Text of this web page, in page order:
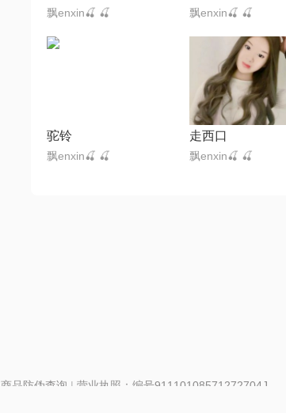
飘enxin🍒 🍒 飘enxin🍒 🍒
驼铃
飘enxin🍒 🍒
走西口
飘enxin🍒 🍒
商品防伪查询 | 营业执照：编号91110108571272704J